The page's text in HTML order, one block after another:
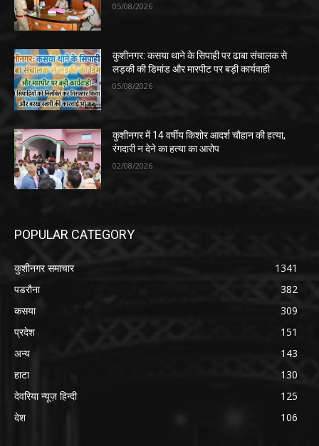
05/08/2026
कुशीनगर: कसया थाने के सिपाही पर ढाबा संचालक से
लड़की की डिमांड और मारपीट पर बड़ी कार्यवाही
05/08/2026
कुशीनगर में 14 वर्षीय किशोर आदर्श चौहान की हत्या,
रंगदारी न देने का हत्या का आरोप
02/08/2026
POPULAR CATEGORY
कुशीनगर समाचार
1341
पडरौना
382
कसया
309
प्रदेश
151
अन्य
143
हाटा
130
देवरिया न्यूज़ हिन्दी
125
देश
106